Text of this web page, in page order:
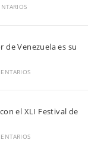
de Venezuela es su
el XLI Festival de